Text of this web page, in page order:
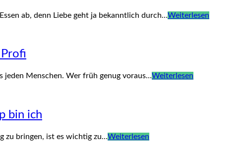
ab, denn Liebe geht ja bekanntlich durch…Weiterlesen
jeden Menschen. Wer früh genug voraus…Weiterlesen
bin ich
zu bringen, ist es wichtig zu…Weiterlesen